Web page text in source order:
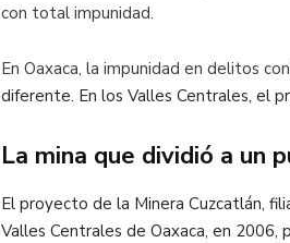
con total impunidad.
En Oaxaca, la impunidad en delitos
diferente. En los Valles Centrales, el
La mina que dividió a un
El proyecto de la Minera Cuzcatlán,
Valles Centrales de Oaxaca, en